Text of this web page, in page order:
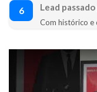
6 Lead
Com histórico e